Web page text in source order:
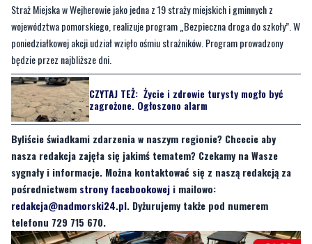
będzie przez najbliższe dni.
CZYTAJ TEŻ: Życie i zdrowie turysty mogło być
zagrożone. Ogłoszono alarm
Byliście świadkami zdarzenia w naszym regionie? Chcecie aby
nasza redakcja zajęła się jakimś tematem? Czekamy na Wasze
sygnały i informacje. Można kontaktować się z naszą redakcją za
pośrednictwemstrony facebookoweji mailowo:
redakcja@nadmorski24.pl. Dyżurujemy także pod numerem
telefonu 729 715 670.